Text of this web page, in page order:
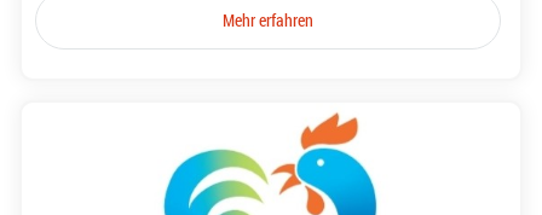
Mehr erfahren